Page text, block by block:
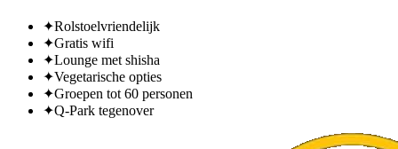
✦Rolstoelvriendelijk
✦Gratis wifi
✦Lounge met shisha
✦Vegetarische opties
✦Groepen tot 60 personen
✦Q-Park tegenover